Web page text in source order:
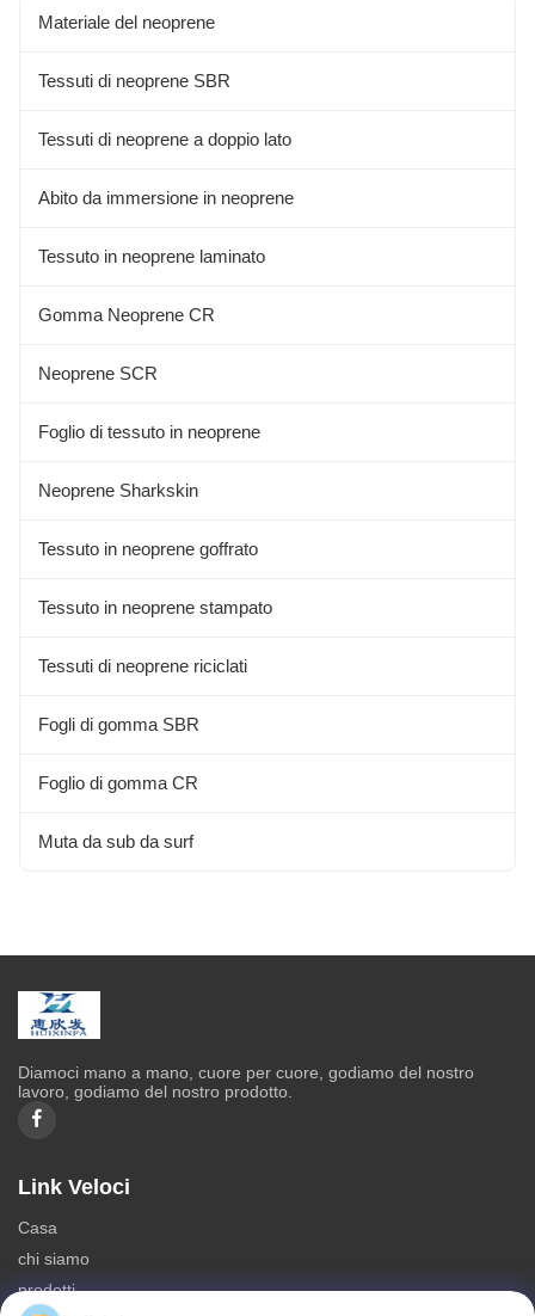
Materiale del neoprene
Tessuti di neoprene SBR
Tessuti di neoprene a doppio lato
Abito da immersione in neoprene
Tessuto in neoprene laminato
Gomma Neoprene CR
Neoprene SCR
Foglio di tessuto in neoprene
Neoprene Sharkskin
Tessuto in neoprene goffrato
Tessuto in neoprene stampato
Tessuti di neoprene riciclati
Fogli di gomma SBR
Foglio di gomma CR
Muta da sub da surf
Diamoci mano a mano, cuore per cuore, godiamo del nostro
lavoro, godiamo del nostro prodotto.
Link Veloci
Casa
chi siamo
prodotti